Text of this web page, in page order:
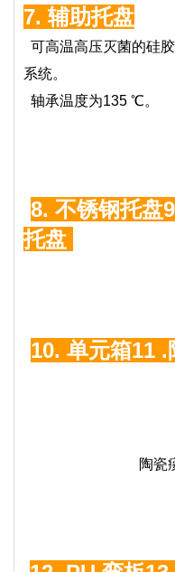
7. 辅助托盘
可高温高压灭菌的硅胶
系统。
轴承温度为135 ℃。
8. 不锈钢托盘
托盘
10. 单元箱11 .
陶瓷